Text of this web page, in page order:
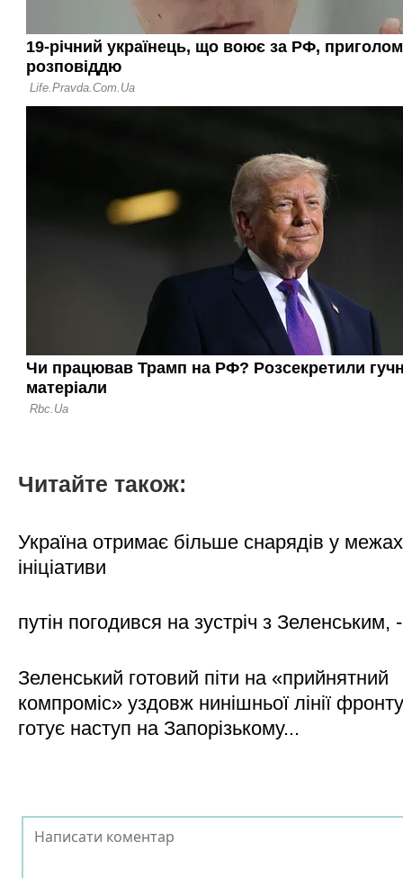
Читайте також:
Україна отримає більше снарядів у межах
ініціативи
путін погодився на зустріч з Зеленським,
Зеленський готовий піти на «прийнятний
компроміс» уздовж нинішньої лінії
готує наступ на Запорізькому...